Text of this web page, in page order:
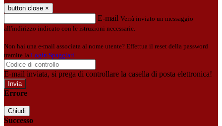
button close ×
E-mail Verrà inviato un messaggio
all'indirizzo indicato con le istruzioni necessarie.
Non hai una e-mail associata al nome utente? Effettua il reset della password
tramite la Login Spaggiari
E-mail inviata, si prega di controllare la casella di posta elettronica!
Errore
Chiudi
Successo